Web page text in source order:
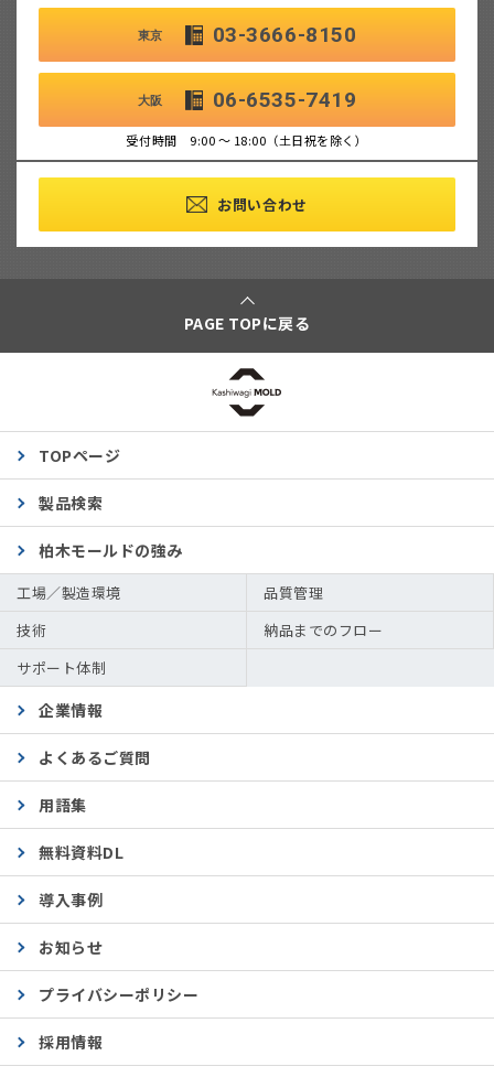
東京 03-3666-8150
大阪 06-6535-7419
受付時間 9:00 ～ 18:00（土日祝を除く）
お問い合わせ
PAGE TOPに戻る
TOPページ
製品検索
柏木モールドの強み
工場／製造環境
品質管理
技術
納品までのフロー
サポート体制
企業情報
よくあるご質問
用語集
無料資料DL
導入事例
お知らせ
プライバシーポリシー
採用情報